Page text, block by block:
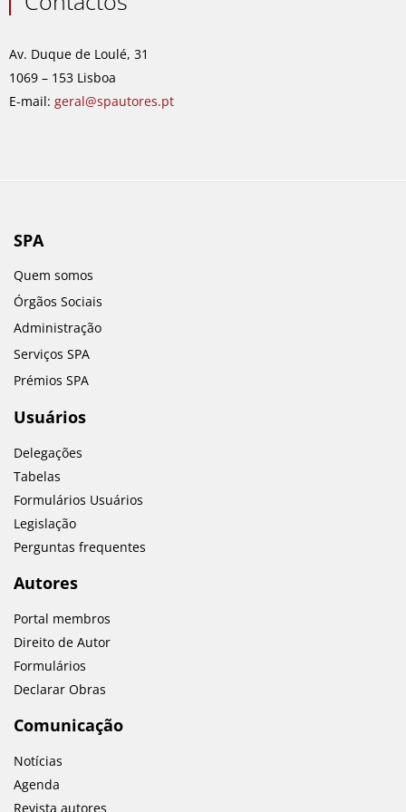
b
o
k
a
r
a
m
e
i
n
Av. Duque de Loulé, 31
1069 – 153 Lisboa
E-mail: geral@spautores.pt
SPA
Quem somos
Órgãos Sociais
Administração
Serviços SPA
Prémios SPA
Usuários
Delegações
Tabelas
Formulários Usuários
Legislação
Perguntas frequentes
Autores
Portal membros
Direito de Autor
Formulários
Declarar Obras
Comunicação
Notícias
Agenda
Revista autores